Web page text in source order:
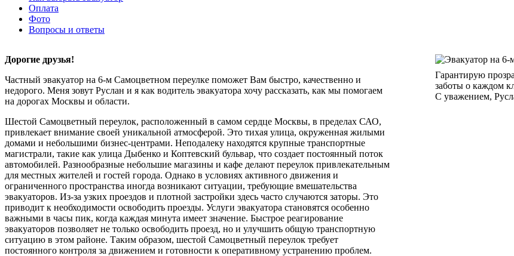
Оплата
Фото
Вопросы и ответы
Дорогие друзья!
Частный эвакуатор на 6-м Самоцветном переулке поможет Вам быстро, качественно и
недорого. Меня зовут Руслан и я как водитель эвакуатора хочу рассказать, как мы помогаем
на дорогах Москвы и области.
Шестой Самоцветный переулок, расположенный в самом сердце Москвы, в пределах САО,
привлекает внимание своей уникальной атмосферой. Это тихая улица, окруженная жилыми
домами и небольшими бизнес-центрами. Неподалеку находятся крупные транспортные
магистрали, такие как улица Дыбенко и Коптевский бульвар, что создает постоянный поток
автомобилей. Разнообразные небольшие магазины и кафе делают переулок привлекательным
для местных жителей и гостей города. Однако в условиях активного движения и
ограниченного пространства иногда возникают ситуации, требующие вмешательства
эвакуаторов. Из-за узких проездов и плотной застройки здесь часто случаются заторы. Это
приводит к необходимости освободить проезды. Услуги эвакуатора становятся особенно
важными в часы пик, когда каждая минута имеет значение. Быстрое реагирование
эвакуаторов позволяет не только освободить проезд, но и улучшить общую транспортную
ситуацию в этом районе. Таким образом, шестой Самоцветный переулок требует
постоянного контроля за движением и готовности к оперативному устранению проблем.
Гарантирую
заботы о каждом
С уважением,